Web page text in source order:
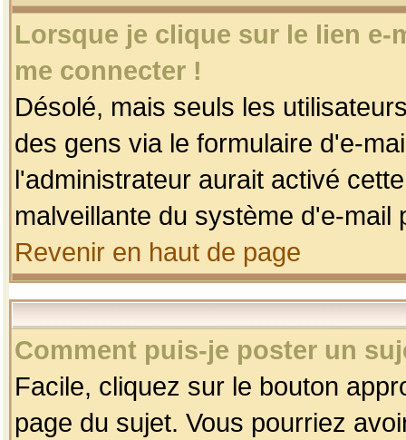
Lorsque je clique sur le lien
me connecter !
Désolé, mais seuls les
des gens via le formulaire d'e-
l'administrateur aurait activé
malveillante du système d'e-
Revenir en haut de page
Comment puis-je poster un
Facile, cliquez sur le bouton
page du sujet. Vous pourriez